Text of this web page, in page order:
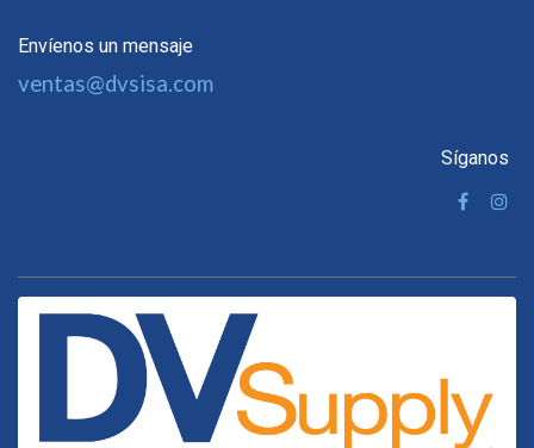
Envíenos un mensaje
ventas@dvsisa.com
Síganos